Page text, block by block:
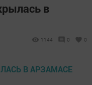
в
1144 0 0